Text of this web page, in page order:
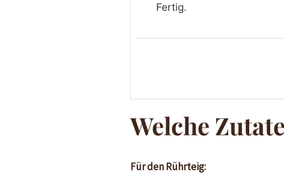
Fertig.
Welche
Für den Rührteig: